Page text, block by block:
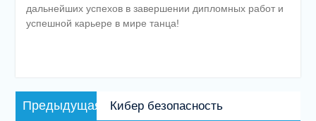
дальнейших успехов в завершении дипломных работ и
успешной карьере в мире танца!
Навигация
по
Предыдущая
запись:
Кибер безопасность